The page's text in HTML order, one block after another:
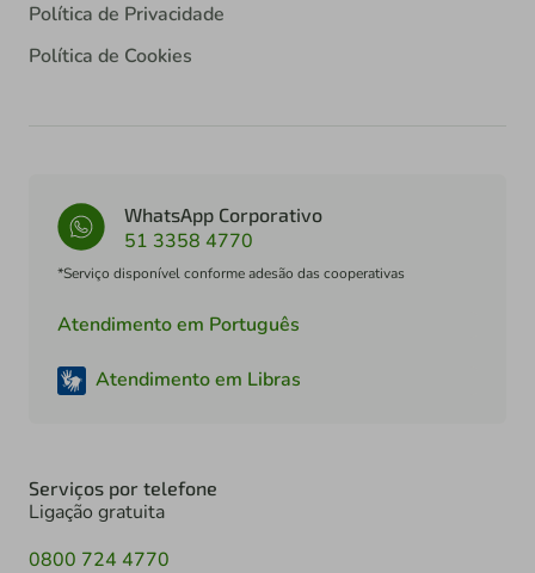
Política de Privacidade
Política de Cookies
WhatsApp Corporativo
51 3358 4770
*Serviço disponível conforme adesão das cooperativas
Atendimento em Português
Atendimento em Libras
Serviços por telefone
Ligação gratuita
0800 724 4770